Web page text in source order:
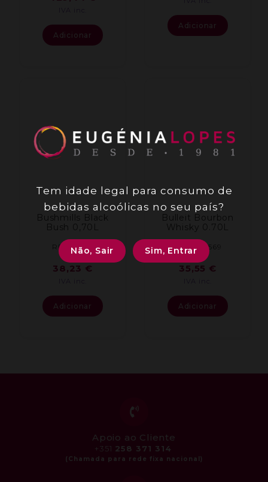
Adicionar
Adicionar
Bushmills Black
Bush 0,70L
REF: 2090
38,23 €
Adicionar
Bulleit Bourbon
Whisky 0.70L
REF: 001569
35,55 €
Adicionar
Apoio ao Cliente
+351 258 371 314
Tem idade legal para consumo de
bebidas alcoólicas no seu país?
Não, Sair Sim, Entrar